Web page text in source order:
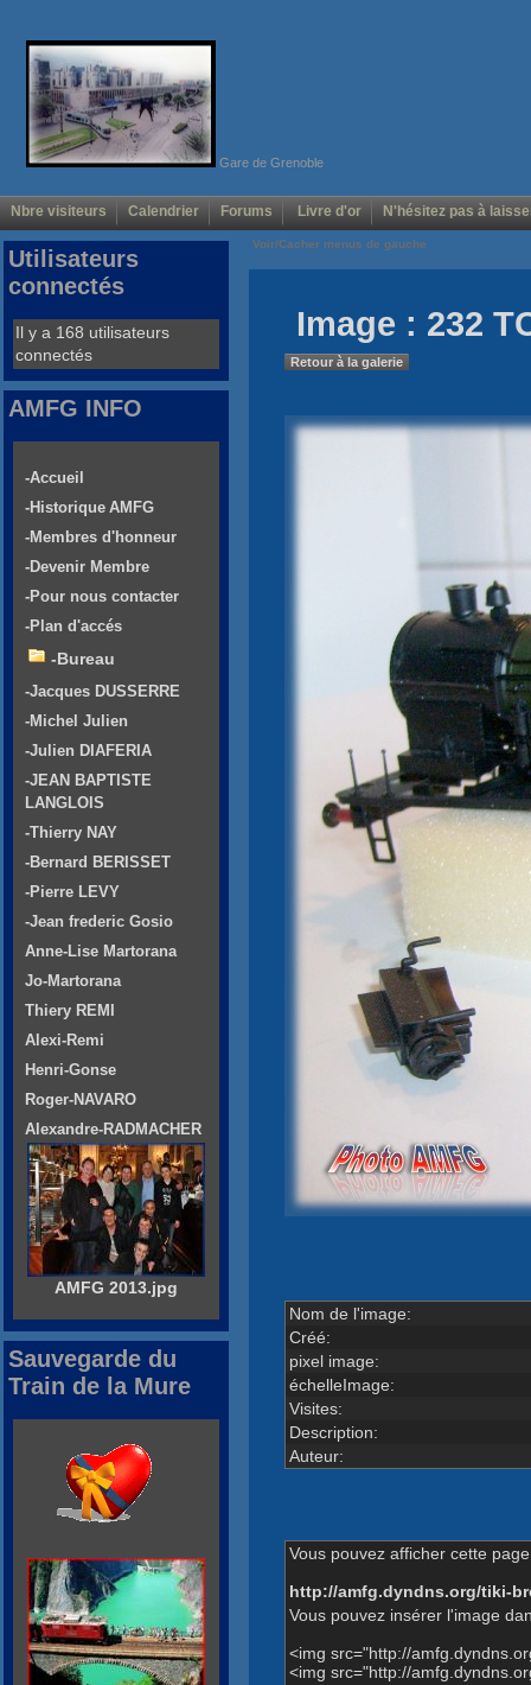
Gare de Grenoble
Nbre visiteurs Calendrier Forums Livre d'or N'hésitez pas à
Voir/Cacher menus de gauche
Image : 232
Retour à la galerie
Nom de l'image:
Créé:
pixel image:
échelleImage:
Visites:
Description:
Auteur:
Vous pouvez afficher cette
http://amfg.dyndns.org/tiki-
Vous pouvez insérer l'image
<img src="http://
<img src="http://
Utilisateurs
connectés
Il y a 168 utilisateurs
connectés
AMFG INFO
-Accueil
-Historique AMFG
-Membres d'honneur
-Devenir Membre
-Pour nous contacter
-Plan d'accés
-Bureau
-Jacques DUSSERRE
-Michel Julien
-Julien DIAFERIA
-JEAN BAPTISTE
LANGLOIS
-Thierry NAY
-Bernard BERISSET
-Pierre LEVY
-Jean frederic Gosio
Anne-Lise Martorana
Jo-Martorana
Thiery REMI
Alexi-Remi
Henri-Gonse
Roger-NAVARO
Alexandre-RADMACHER
AMFG 2013.jpg
Sauvegarde du
Train de la Mure